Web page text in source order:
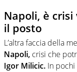
Napoli, è
il posto
L’altra faccia della
Napoli, crisi che
Igor Milicic. In